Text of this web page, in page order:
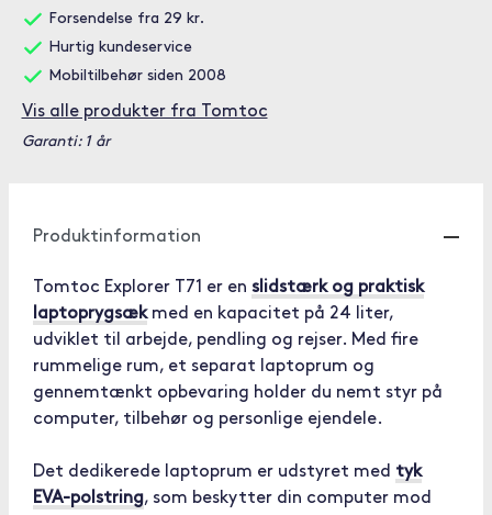
Forsendelse fra 29 kr.
Hurtig kundeservice
Mobiltilbehør siden 2008
Vis alle produkter fra Tomtoc
Garanti: 1 år
Produktinformation
Tomtoc Explorer T71 er en slidstærk og praktisk
laptoprygsækmed en kapacitet på 24 liter,
udviklet til arbejde, pendling og rejser. Med fire
rummelige rum, et separat laptoprum og
gennemtænkt opbevaring holder du nemt styr på
computer, tilbehør og personlige ejendele.
Det dedikerede laptoprum er udstyret med tyk
EVA-polstring, som beskytter din computer mod